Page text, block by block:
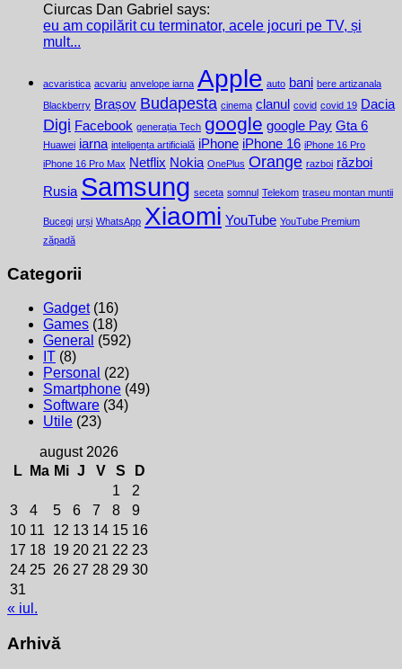
Ciurcas Dan Gabriel says:
eu am copilărit cu terminator, acele jocuri pe TV, și
mult...
acvaristica acvariu anvelope iarna Apple auto bani bere artizanala
Blackberry Brașov Budapesta cinema clanul covid covid 19 Dacia
Digi Facebook generația Tech google google Pay Gta 6
Huawei iarna inteligența artificială iPhone iPhone 16 iPhone 16 Pro
iPhone 16 Pro Max Netflix Nokia OnePlus Orange razboi război
Rusia Samsung seceta somnul Telekom traseu montan muntii
Bucegi urși WhatsApp Xiaomi YouTube YouTube Premium
zăpadă
Categorii
Gadget(16)
Games (18)
General (592)
IT (8)
Personal (22)
Smartphone (49)
Software (34)
Utile (23)
august 2026
L
Ma Mi J V S
D
1
2
3
4 5 6 7 8
9
10 11 12 13 14 15 16
17 18 19 20 21 22 23
24 25 26 27 28 29 30
31
« iul.
Arhivă